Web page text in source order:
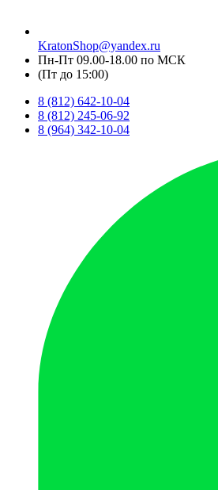
KratonShop@yandex.ru
Пн-Пт 09.00-18.00 по МСК
(Пт до 15:00)
8 (812) 642-10-04
8 (812) 245-06-92
8 (964) 342-10-04